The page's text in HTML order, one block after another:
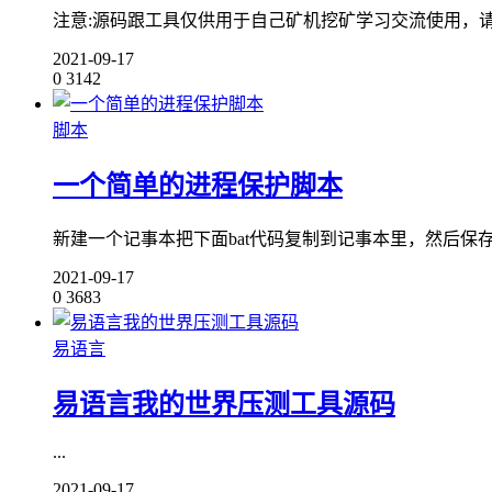
注意:源码跟工具仅供用于自己矿机挖矿学习交流使用，
2021-09-17
0 3142
脚本
一个简单的进程保护脚本
新建一个记事本把下面bat代码复制到记事本里，然后保
2021-09-17
0 3683
易语言
易语言我的世界压测工具源码
...